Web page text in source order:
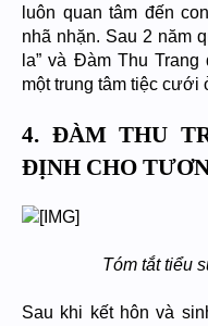
luôn quan tâm đến
nhã nhặn. Sau 2 năm
la” và Đàm Thu
một trung tâm tiệc cưới
4. ĐÀM THU
ĐỊNH CHO
Tóm tắt tiểu
Sau khi kết hôn và